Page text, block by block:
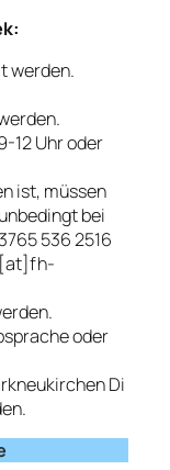
werden.
12 Uhr oder
ist, müssen
bei
536 2516
oder
Di